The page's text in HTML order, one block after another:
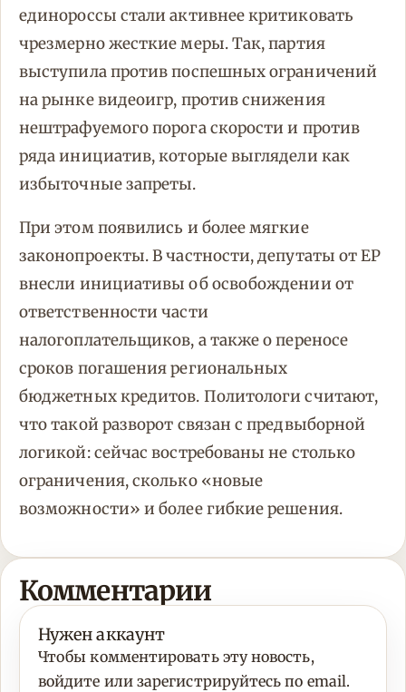
единороссы стали активнее критиковать
чрезмерно жесткие меры. Так, партия
выступила против поспешных ограничений
на рынке видеоигр, против снижения
нештрафуемого порога скорости и против
ряда инициатив, которые выглядели как
избыточные запреты.
При этом появились и более мягкие
законопроекты. В частности, депутаты от ЕР
внесли инициативы об освобождении от
ответственности части
налогоплательщиков, а также о переносе
сроков погашения региональных
бюджетных кредитов. Политологи считают,
что такой разворот связан с предвыборной
логикой: сейчас востребованы не столько
ограничения, сколько «новые
возможности» и более гибкие решения.
Комментарии
Нужен аккаунт
Чтобы комментировать эту новость,
войдите или зарегистрируйтесь по email.